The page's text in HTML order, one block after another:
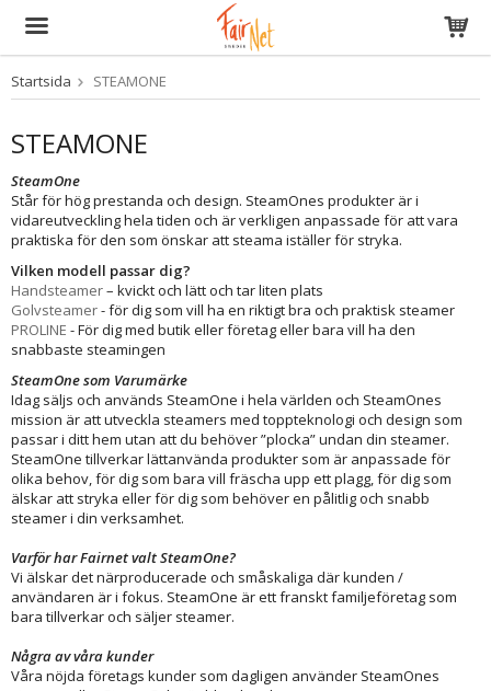
Produkten har blivit tillagd i varukorgen
Startsida STEAMONE
STEAMONE
SteamOne
Står för hög prestanda och design. SteamOnes produkter är i
vidareutveckling hela tiden och är verkligen anpassade för att vara
praktiska för den som önskar att steama iställer för stryka.
Vilken modell passar dig?
Handsteamer– kvickt och lätt och tar liten plats
Golvsteamer- för dig som vill ha en riktigt bra och praktisk steamer
PROLINE - För dig med butik eller företag eller bara vill ha den
snabbaste steamingen
SteamOne som Varumärke
Idag säljs och används SteamOne i hela världen och SteamOnes
mission är att utveckla steamers med toppteknologi och design som
passar i ditt hem utan att du behöver ”plocka” undan din steamer.
SteamOne tillverkar lättanvända produkter som är anpassade för
olika behov, för dig som bara vill fräscha upp ett plagg, för dig som
älskar att stryka eller för dig som behöver en pålitlig och snabb
steamer i din verksamhet.
Varför har Fairnet valt SteamOne?
Vi älskar det närproducerade och småskaliga där kunden /
användaren är i fokus. SteamOne är ett franskt familjeföretag som
bara tillverkar och säljer steamer.
Några av våra kunder
Våra nöjda företags kunder som dagligen använder SteamOnes